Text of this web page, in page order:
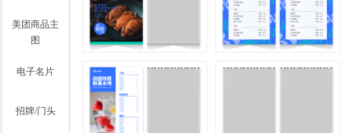
美团商品主
图
电子名片
招牌/门头